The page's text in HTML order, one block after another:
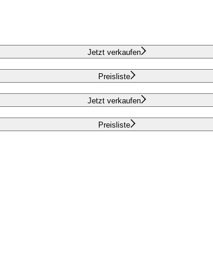
Jetzt verkaufen
Preisliste
Jetzt verkaufen
Preisliste